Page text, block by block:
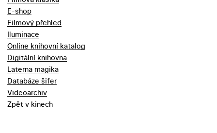
E-shop
Filmový přehled
Iluminace
Online knihovní katalog
Digitální knihovna
Laterna magika
Databáze šifer
Videoarchiv
Zpět v kinech